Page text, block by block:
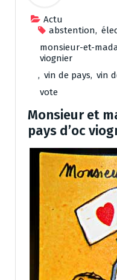
Actu
abstention,
monsieur-et-
viognier
, vin de pays, vin
vote
Monsieur et
pays d’oc